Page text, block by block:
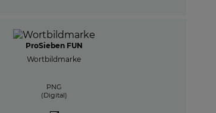
ProSieben FUN
Wortbildmarke
PNG
(Digital)